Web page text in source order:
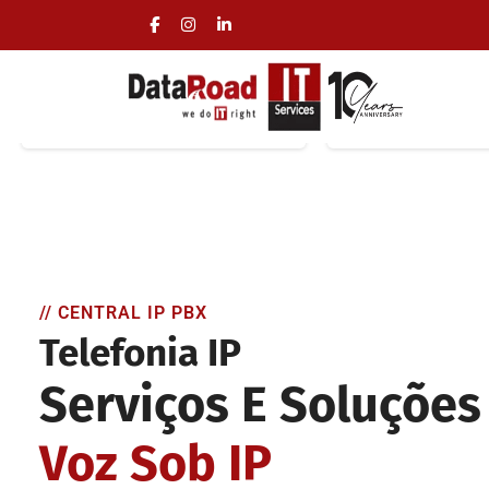
Servidor IP PBX
local ou cloud
// CENTRAL IP PBX
Telefonia IP
Serviços E Soluções
Voz Sob IP